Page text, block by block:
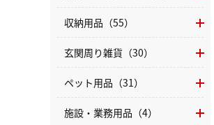
収納用品（55）
玄関周り雑貨（30）
ペット用品（31）
施設・業務用品（4）